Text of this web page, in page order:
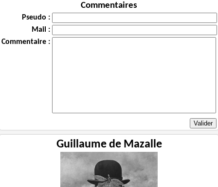
Commentaires
Pseudo :
Mail :
Commentaire :
Guillaume de Mazalle